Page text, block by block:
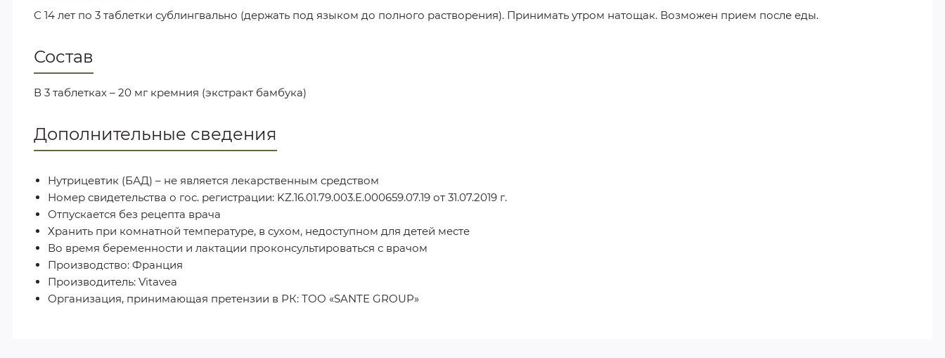
С 14 лет по 3 таблетки сублингвально (держать под языком до полного растворения). Принимать утром натощак. Возможен прием после еды.
Состав
В 3 таблетках – 20 мг кремния (экстракт бамбука)
Дополнительные сведения
Нутрицевтик (БАД) – не является лекарственным средством
Номер свидетельства о гос. регистрации: KZ.16.01.79.003.E.000659.07.19 от 31.07.2019 г.
Отпускается без рецепта врача
Хранить при комнатной температуре, в сухом, недоступном для детей месте
Во время беременности и лактации проконсультироваться с врачом
Производство: Франция
Производитель: Vitavea
Организация, принимающая претензии в РК: ТОО «SANTE GROUP»